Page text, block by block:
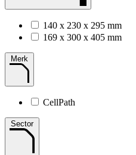
140 x 230 x 295 mm
169 x 300 x 405 mm
Merk
CellPath
Sector